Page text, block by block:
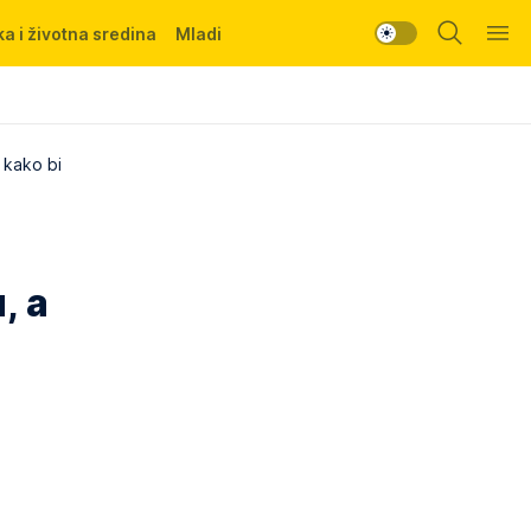
i životna sredina Mladi
kako bi
a